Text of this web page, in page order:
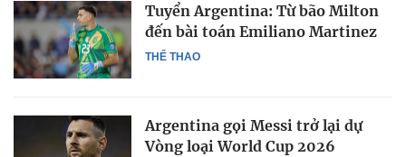
THỂ THAO
Tuyển Argentina: Từ bão Milton
đến bài toán Emiliano Martinez
Argentina gọi Messi trở lại dự
Vòng loại World Cup 2026